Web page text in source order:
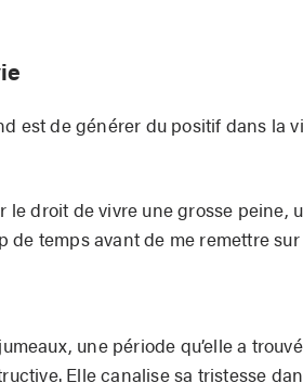
est de générer du positif dans la
le droit de vivre une grosse peine,
de temps avant de me remettre
une période qu’elle a
Elle canalise sa tristesse